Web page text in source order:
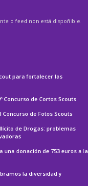
o feed non está dispoñible.
para fortalecer las
Concurso de Cortos Scouts
Concurso de Fotos Scouts
de Drogas: problemas
una donación de 753 euros a la
la diversidad y